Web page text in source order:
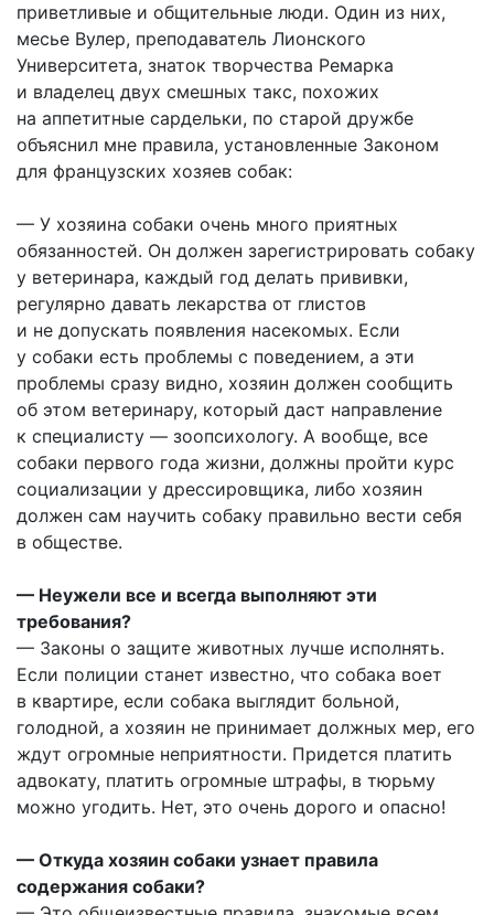
приветливые и общительные люди. Один из них,
месье Вулер, преподаватель Лионского
Университета, знаток творчества Ремарка
и владелец двух смешных такс, похожих
на аппетитные сардельки, по старой дружбе
объяснил мне правила, установленные Законом
для французских хозяев собак:
— У хозяина собаки очень много приятных
обязанностей. Он должен зарегистрировать собаку
у ветеринара, каждый год делать прививки,
регулярно давать лекарства от глистов
и не допускать появления насекомых. Если
у собаки есть проблемы с поведением, а эти
проблемы сразу видно, хозяин должен сообщить
об этом ветеринару, который даст направление
к специалисту — зоопсихологу. А вообще, все
собаки первого года жизни, должны пройти курс
социализации у дрессировщика, либо хозяин
должен сам научить собаку правильно вести себя
в обществе.
— Неужели все и всегда выполняют эти
требования?
— Законы о защите животных лучше исполнять.
Если полиции станет известно, что собака воет
в квартире, если собака выглядит больной,
голодной, а хозяин не принимает должных мер, его
ждут огромные неприятности. Придется платить
адвокату, платить огромные штрафы, в тюрьму
можно угодить. Нет, это очень дорого и опасно!
— Откуда хозяин собаки узнает правила
содержания собаки?